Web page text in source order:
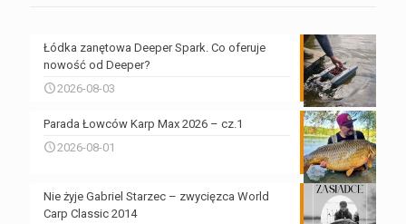
Łódka zanętowa Deeper Spark. Co oferuje
nowość od Deeper?
2026-08-03
Parada Łowców Karp Max 2026 – cz.1
2026-08-01
Nie żyje Gabriel Starzec – zwycięzca World
Carp Classic 2014